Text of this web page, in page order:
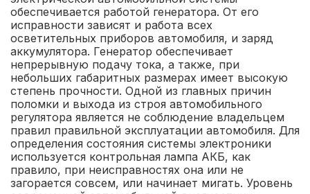
обеспечивается работой генератора. От его
исправности зависят и работа всех
осветительных приборов автомобиля, и заряд
аккумулятора. Генератор обеспечивает
непрерывную подачу тока, а также, при
небольших габаритных размерах имеет высокую
степень прочности. Одной из главных причин
поломки и выхода из строя автомобильного
регулятора является не соблюдение владельцем
правил правильной эксплуатации автомобиля. Для
определения состояния системы электроники
используется контрольная лампа АКБ, как
правило, при неисправностях она или не
загорается совсем, или начинает мигать. Уровень